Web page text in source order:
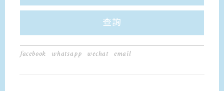
查詢
facebook whatsapp wechat email